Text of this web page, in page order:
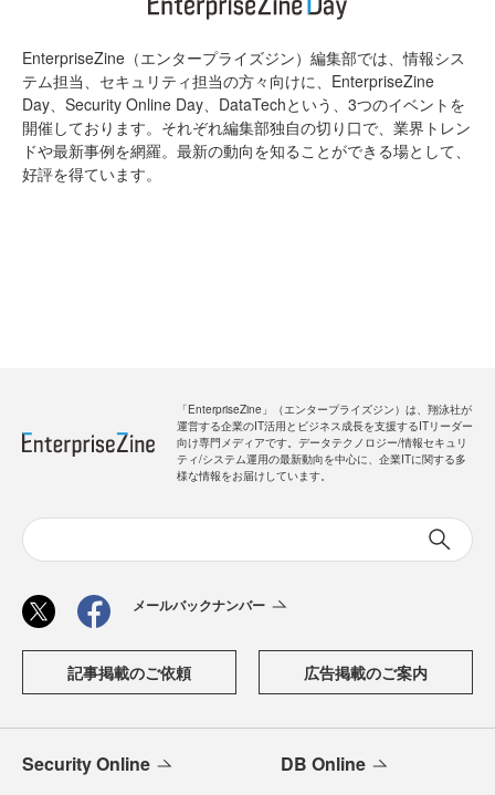
EnterpriseZine（エンタープライズジン）編集部では、情報シス
テム担当、セキュリティ担当の方々向けに、EnterpriseZine
Day、Security Online Day、DataTechという、3つのイベントを
開催しております。それぞれ編集部独自の切り口で、業界トレン
ドや最新事例を網羅。最新の動向を知ることができる場として、
好評を得ています。
「EnterpriseZine」（エンタープライズジン）は、翔泳社が
運営する企業のIT活用とビジネス成長を支援するITリーダー
向け専門メディアです。データテクノロジー/情報セキュリ
ティ/システム運用の最新動向を中心に、企業ITに関する多
様な情報をお届けしています。
メールバックナンバー
記事掲載のご依頼 広告掲載のご案内
Security Online DB Online